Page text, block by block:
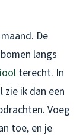
De
langs
terecht. In
ik dan een
Voeg
toe, en je